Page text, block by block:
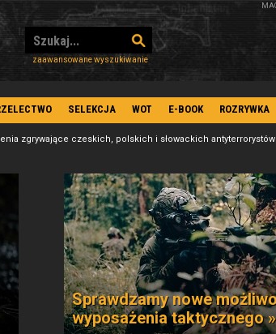
zaawansowane wyszukiwanie
SELEKCJA WOT E-BOOK ROZRYWKA
zgrywające czeskich, polskich i słowackich antyterrorystów
Sprawdzamy nowe
wyposażenia taktycznego »